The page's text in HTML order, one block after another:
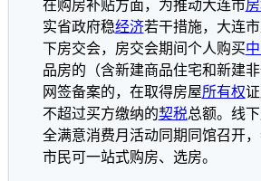
在购房补贴方面，为推动大连市
实省政府稳经济若干措施，大连
下房交会，房交会期间个人购买
品房的（含新建商品住宅和新建
网签备案的，在取得房屋所有权
不超过买方缴纳的契税总额。线
全满意消费月活动同期同馆召开
市民可一站式购房、选房。